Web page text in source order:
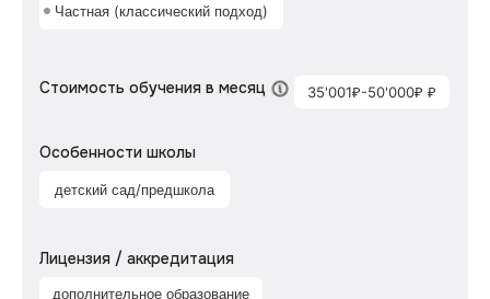
Частная (классический подход)
Стоимость обучения в месяц 35'001₽-50'000₽ ₽
Особенности школы
детский сад/предшкола
Лицензия / аккредитация
дополнительное образование